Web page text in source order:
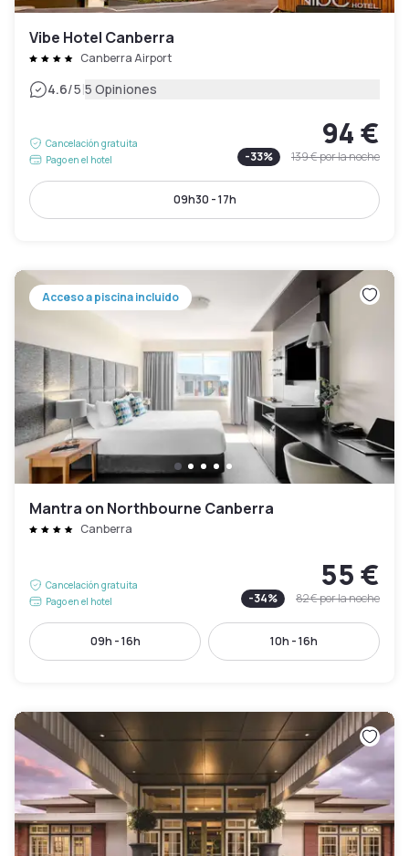
Vibe Hotel Canberra
Canberra Airport
4.6/5|5 Opiniones
Cancelación gratuita
Pago en el hotel
94 €
-33% 139 €por la noche
09h30 - 17h
Acceso a piscina incluido
Mantra on Northbourne Canberra
Canberra
Cancelación gratuita
Pago en el hotel
55 €
-34% 82 €por la noche
09h - 16h 10h - 16h